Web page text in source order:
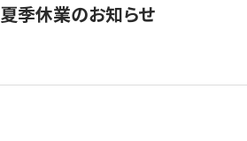
夏季休業のお知らせ